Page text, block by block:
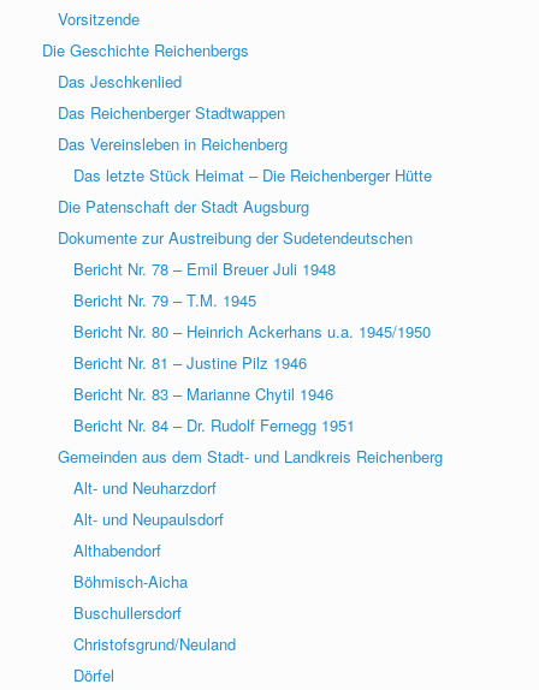
Vorsitzende
Die Geschichte Reichenbergs
Das Jeschkenlied
Das Reichenberger Stadtwappen
Das Vereinsleben in Reichenberg
Das letzte Stück Heimat – Die Reichenberger Hütte
Die Patenschaft der Stadt Augsburg
Dokumente zur Austreibung der Sudetendeutschen
Bericht Nr. 78 – Emil Breuer Juli 1948
Bericht Nr. 79 – T.M. 1945
Bericht Nr. 80 – Heinrich Ackerhans u.a. 1945/1950
Bericht Nr. 81 – Justine Pilz 1946
Bericht Nr. 83 – Marianne Chytil 1946
Bericht Nr. 84 – Dr. Rudolf Fernegg 1951
Gemeinden aus dem Stadt- und Landkreis Reichenberg
Alt- und Neuharzdorf
Alt- und Neupaulsdorf
Althabendorf
Böhmisch-Aicha
Buschullersdorf
Christofsgrund/Neuland
Dörfel